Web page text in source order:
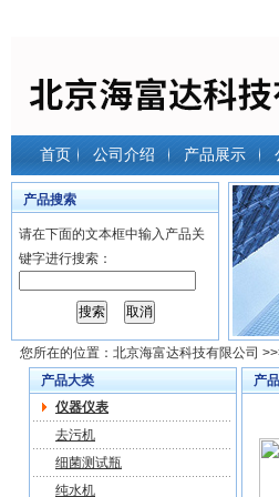
首页 公司介绍 产品展示
产品搜索
请在下面的文本框中输入产品关
键字进行搜索：
您所在的位置： 北京海富达科技有限公司
产品大类
仪器仪表
去污机
细菌测试瓶
纯水机
产